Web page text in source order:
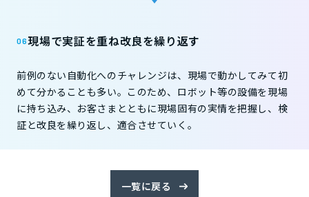
現場で実証を重ね改良を繰り返す
前例のない自動化へのチャレンジは、現場で動かしてみて初
めて分かることも多い。このため、ロボット等の設備を現場
に持ち込み、お客さまとともに現場固有の実情を把握し、検
証と改良を繰り返し、適合させていく。
一覧に戻る